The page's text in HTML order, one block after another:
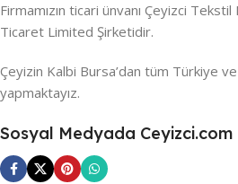
Firmamızın ticari ünvanı Çeyizci
Ticaret Limited Şirketidir.
Çeyizin Kalbi Bursa’dan tüm Türkiye
yapmaktayız.
Sosyal Medyada Ceyizci.com